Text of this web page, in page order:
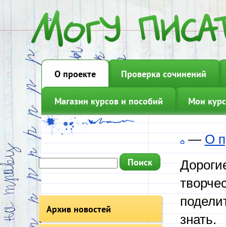
О проекте Проверка сочинений
Магазин курсов и пособий Мои
Архив новостей
—О
знать.